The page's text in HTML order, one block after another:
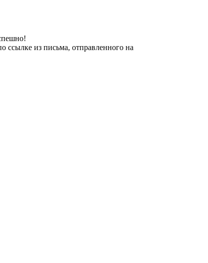
ссылке из письма, отправленного на